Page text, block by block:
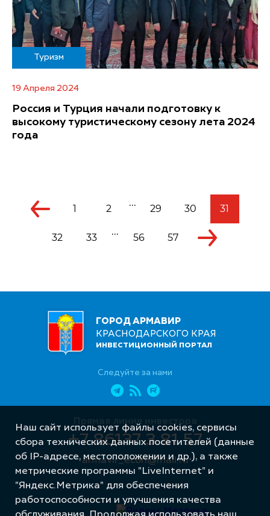
Туризм
19 Апреля 2024
Россия и Турция начали подготовку к
высокому туристическому сезону лета 2024
года
1 2 ... 29 30 31
32 33 ... 56 57
ГОРОД АРМАВИР
КРАСНОДАРСКОГО КРАЯ
ИНВЕСТИЦИОННЫЙ ПОРТАЛ
Следуйте за нами
Прямая линия инвестора
+7 86137 3 81 57
armavir_econ@mail.ru
Наш сайт использует файлы cookies, сервисы
сбора технических данных посетителей (данные
об IP-адресе, местоположении и др.), а также
метрические программы "LiveInternet" и
"Яндекс.Метрика" для обеспечения
работоспособности и улучшения качества